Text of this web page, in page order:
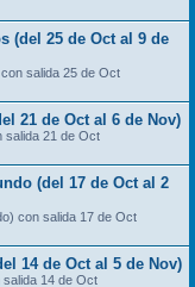
(del 25 de Oct al 9 de
salida 25 de Oct
21 de Oct al 6 de Nov)
salida 21 de Oct
(del 17 de Oct al 2
con salida 17 de Oct
14 de Oct al 5 de Nov)
salida 14 de Oct